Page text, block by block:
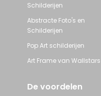
Schilderijen
Abstracte Foto's en
Schilderijen
Pop Art schilderijen
Art Frame van Wallstars
De voordelen